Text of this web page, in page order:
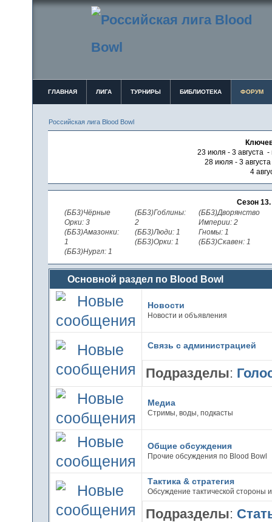
ГЛАВНАЯ ЛИГА ТУРНИРЫ БИБЛИОТЕКА ФОРУМ
Российская лига Blood Bowl
23 июля - 3 августа -
28 июля - 3
4
Сезон 13.
(ББ3)Чёрные
Орки: 3
(ББ3)Амазонки:
1
(ББ3)Нургл: 1
(ББ3)Гоблины:
2
(ББ3)Люди: 1
(ББ3)Орки: 1
(ББ3)Дворянство
Империи: 2
Гномы: 1
(ББ3)Скавен: 1
Основной раздел по Blood Bowl
Новости
Новости и объявления
Связь с администрацией
Подразделы:
Медиа
Стримы, воды, подкасты
Общие обсуждения
Прочие обсуждения по Blood Bowl
Тактика & стратегия
Обсуждение тактической стороны
Подразделы: